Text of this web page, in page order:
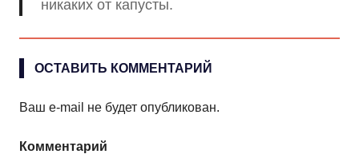
никаких от капусты.
ОСТАВИТЬ КОММЕНТАРИЙ
Ваш e-mail не будет опубликован.
Комментарий